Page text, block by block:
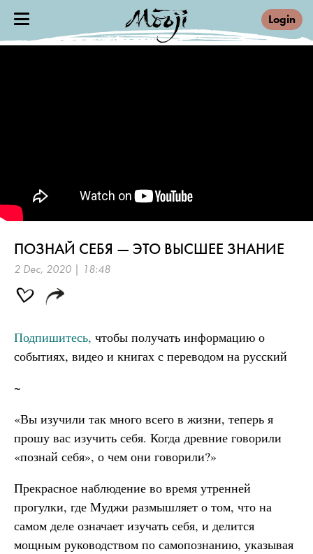
Login
ПОЗНАЙ СЕБЯ — ЭТО ВЫСШЕЕ ЗНАНИЕ
2 Dec, 2020 | 18:48
Подпишитесь, чтобы получать информацию о
событиях, видео и книгах с переводом на русский
~
«Вы изучили так много всего в жизни, теперь я
прошу вас изучить себя. Когда древние говорили
«познай себя», о чем они говорили?»
Прекрасное наблюдение во время утренней
прогулки, где Муджи размышляет о том, что на
самом деле означает изучать себя, и делится
мощным руководством по самопознанию, указывая